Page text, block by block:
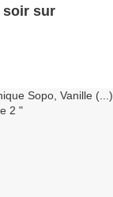
soir sur